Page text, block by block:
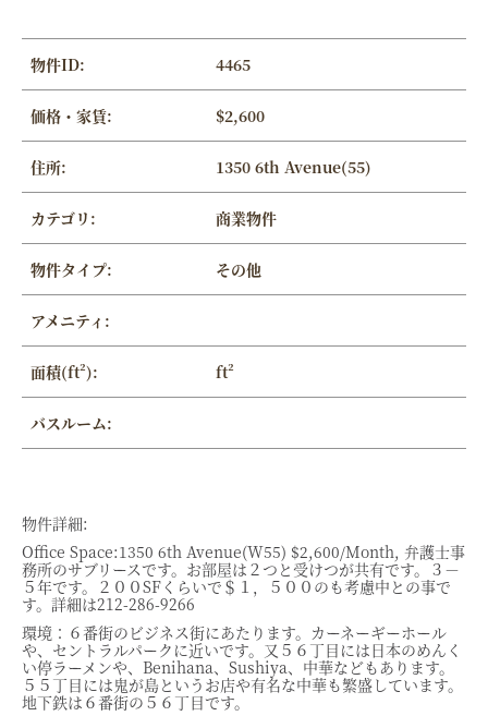
物件ID: 4465
価格・家賃: $2,600
住所: 1350 6th Avenue(55)
カテゴリ: 商業物件
物件タイプ: その他
アメニティ:
面積(ft²): ft²
バスルーム:
物件詳細:
Office Space:1350 6th Avenue(W55) $2,600/Month, 弁護士事
務所のサブリースです。お部屋は２つと受けつが共有です。３－
５年です。２００SFくらいで＄１，５００のも考慮中との事で
す。詳細は212-286-9266
環境：６番街のビジネス街にあたります。カーネーギーホール
や、セントラルパークに近いです。又５６丁目には日本のめんく
い停ラーメンや、Benihana、Sushiya、中華などもあります。
５５丁目には鬼が島というお店や有名な中華も繁盛しています。
地下鉄は６番街の５６丁目です。